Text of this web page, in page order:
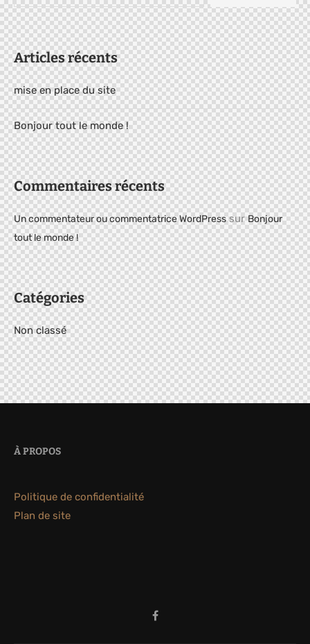
Articles récents
mise en place du site
Bonjour tout le monde !
Commentaires récents
Un commentateur ou commentatrice WordPresssurBonjour
tout le monde !
Catégories
Non classé
À PROPOS
Politique de confidentialité
Plan de site